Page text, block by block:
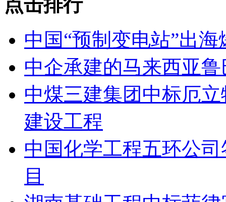
中国“预制变电站”出海
中企承建的马来西亚
中煤三建集团中标厄
建设工程
中国化学工程五环公
目